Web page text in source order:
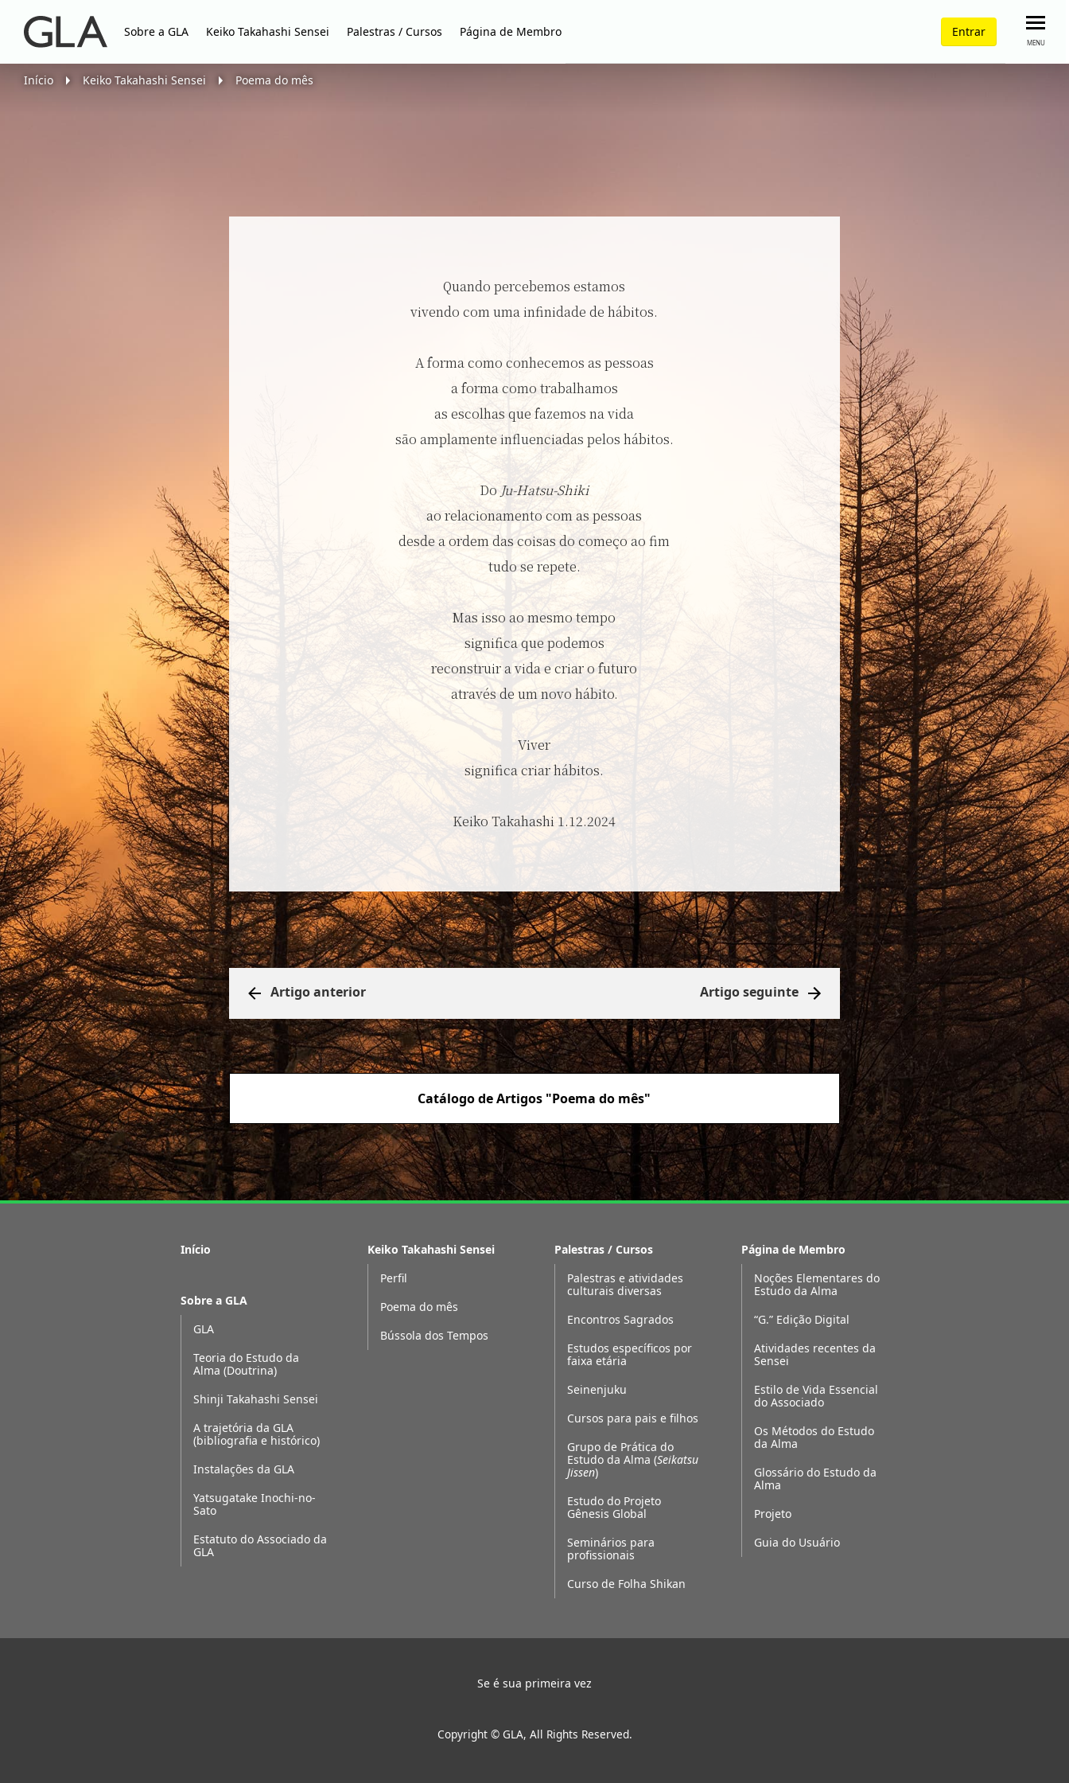
Sobre a GLA Keiko Takahashi Sensei Palestras / Cursos Página de Membro
MENU
Entrar
Quando percebemos estamos
vivendo com uma infinidade de hábitos.
A forma como conhecemos as pessoas
a forma como trabalhamos
as escolhas que fazemos na vida
são amplamente influenciadas pelos hábitos.
Do Ju-Hatsu-Shiki
ao relacionamento com as pessoas
desde a ordem das coisas do começo ao fim
tudo se repete.
Mas isso ao mesmo tempo
significa que podemos
reconstruir a vida e criar o futuro
através de um novo hábito.
Viver
significa criar hábitos.
Keiko Takahashi 1.12.2024
Artigo anterior Artigo seguinte
Catálogo de Artigos "Poema do mês"
Início Keiko Takahashi Sensei Poema do mês
Início
Sobre a GLA
GLA
Teoria do Estudo da
Alma (Doutrina)
Shinji Takahashi Sensei
A trajetória da GLA
(bibliografia e histórico)
Instalações da GLA
Yatsugatake Inochi-no-
Sato
Estatuto do Associado da
GLA
Keiko Takahashi Sensei
Perfil
Poema do mês
Bússola dos Tempos
Palestras / Cursos
Palestras e atividades
culturais diversas
Encontros Sagrados
Estudos específicos por
faixa etária
Seinenjuku
Cursos para pais e filhos
Grupo de Prática do
Estudo da Alma (Seikatsu
Jissen)
Estudo do Projeto
Gênesis Global
Seminários para
profissionais
Curso de Folha Shikan
Página de Membro
Noções Elementares do
Estudo da Alma
“G.” Edição Digital
Atividades recentes da
Sensei
Estilo de Vida Essencial
do Associado
Os Métodos do Estudo
da Alma
Glossário do Estudo da
Alma
Projeto
Guia do Usuário
Se é sua primeira vez
Copyright © GLA, All Rights Reserved.